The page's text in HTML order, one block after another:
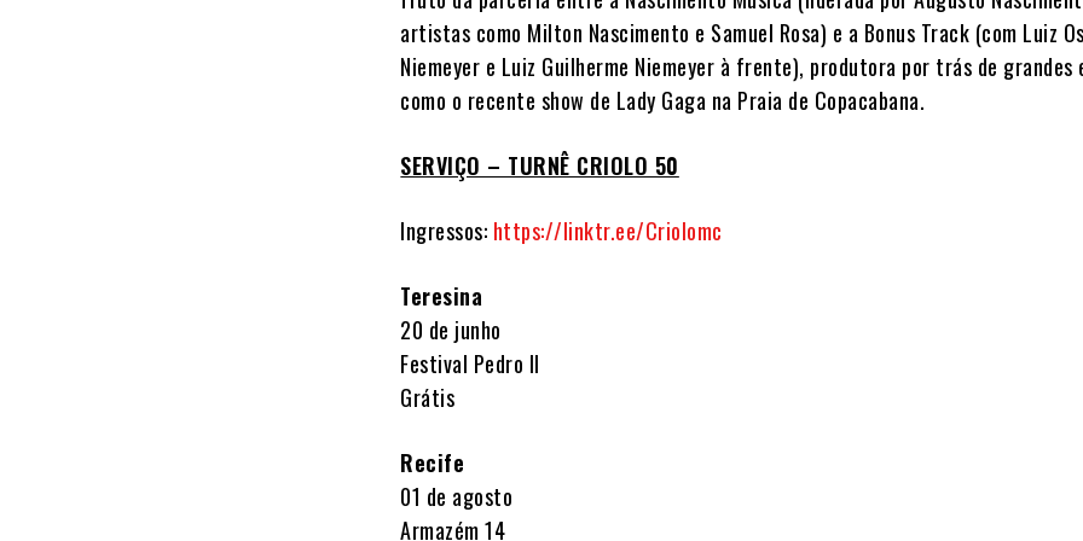
artistas como Milton Nascimento e Samuel Rosa) e a Bonus Track (com Luiz
Niemeyer e Luiz Guilherme Niemeyer à frente), produtora por trás de grandes
como o recente show de Lady Gaga na Praia de Copacabana.
SERVIÇO – TURNÊ CRIOLO 50
Ingressos: https://linktr.ee/Criolomc
Teresina
20 de junho
Festival Pedro II
Grátis
Recife
01 de agosto
Armazém 14